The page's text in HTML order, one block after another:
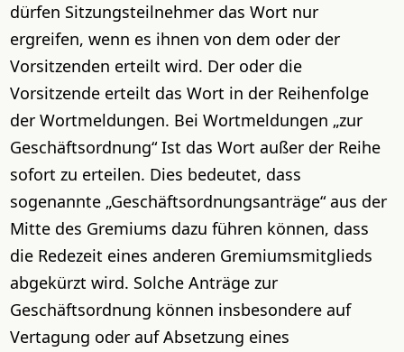
dürfen Sitzungsteilnehmer das Wort nur
ergreifen, wenn es ihnen von dem oder der
Vorsitzenden erteilt wird. Der oder die
Vorsitzende erteilt das Wort in der Reihenfolge
der Wortmeldungen. Bei Wortmeldungen „zur
Geschäftsordnung“ Ist das Wort außer der Reihe
sofort zu erteilen. Dies bedeutet, dass
sogenannte „Geschäftsordnungsanträge“ aus der
Mitte des Gremiums dazu führen können, dass
die Redezeit eines anderen Gremiumsmitglieds
abgekürzt wird. Solche Anträge zur
Geschäftsordnung können insbesondere auf
Vertagung oder auf Absetzung eines